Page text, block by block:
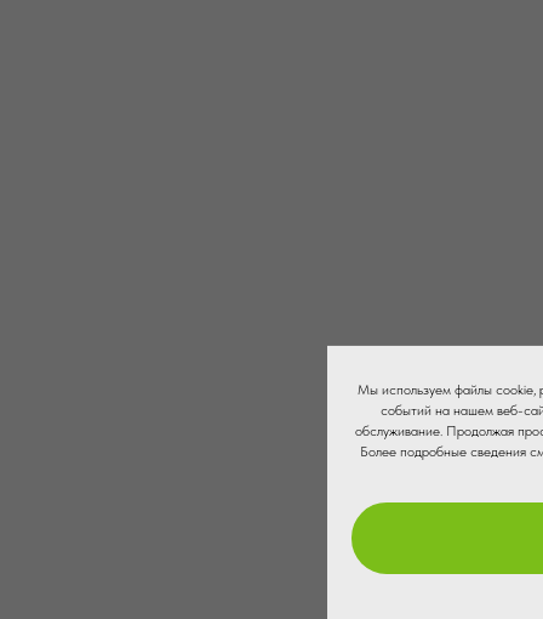
Мы используем файлы cookie,
событий на нашем веб-
обслуживание. Продолжая
Более подробные сведения